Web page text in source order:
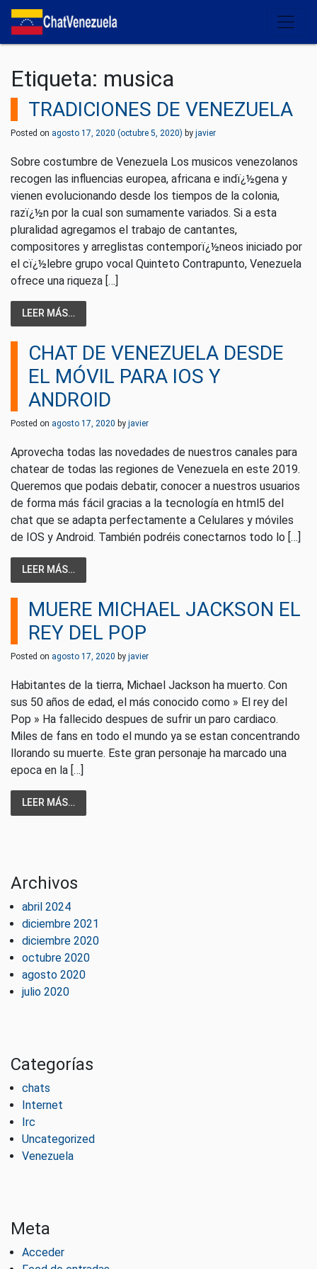
Salir del contenido
Etiqueta: musica
TRADICIONES DE VENEZUELA
Posted on agosto 17, 2020 (octubre 5, 2020) by javier
Sobre costumbre de Venezuela Los musicos venezolanos
recogen las influencias europea, africana e indï¿½gena y
vienen evolucionando desde los tiempos de la colonia,
razï¿½n por la cual son sumamente variados. Si a esta
pluralidad agregamos el trabajo de cantantes,
compositores y arreglistas contemporï¿½neos iniciado por
el cï¿½lebre grupo vocal Quinteto Contrapunto, Venezuela
ofrece una riqueza […]
LEER MÁS…
CHAT DE VENEZUELA DESDE
EL MÓVIL PARA IOS Y
ANDROID
Posted on agosto 17, 2020 by javier
Aprovecha todas las novedades de nuestros canales para
chatear de todas las regiones de Venezuela en este 2019.
Queremos que podais debatir, conocer a nuestros usuarios
de forma más fácil gracias a la tecnología en html5 del
chat que se adapta perfectamente a Celulares y móviles
de IOS y Android. También podréis conectarnos todo lo […]
LEER MÁS…
MUERE MICHAEL JACKSON EL
REY DEL POP
Posted on agosto 17, 2020 by javier
Habitantes de la tierra, Michael Jackson ha muerto. Con
sus 50 años de edad, el más conocido como » El rey del
Pop » Ha fallecido despues de sufrir un paro cardiaco.
Miles de fans en todo el mundo ya se estan concentrando
llorando su muerte. Este gran personaje ha marcado una
epoca en la […]
LEER MÁS…
Archivos
abril 2024
diciembre 2021
diciembre 2020
octubre 2020
agosto 2020
julio 2020
Categorías
chats
Internet
Irc
Uncategorized
Venezuela
Meta
Acceder